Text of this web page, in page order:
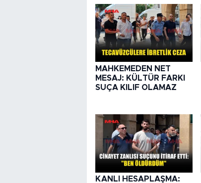
MAHKEMEDEN NET
MESAJ: KÜLTÜR FARKI
SUÇA KILIF OLAMAZ
KANLI HESAPLAŞMA: